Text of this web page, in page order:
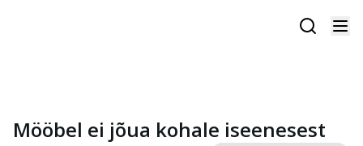
Mööbel ei jõua kohale iseenesest